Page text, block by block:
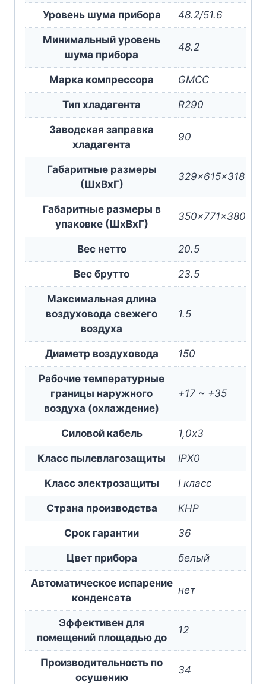
Уровень шума прибора 48.2/51.6
Минимальный уровень
шума прибора
48.2
Марка компрессора GMCC
Тип хладагента R290
Заводская заправка
хладагента
90
Габаритные размеры
(ШxВxГ)
329x615x318
Габаритные размеры в
упаковке (ШxВxГ)
350x771x380
Вес нетто 20.5
Вес брутто 23.5
Максимальная длина
воздуховода свежего
воздуха
1.5
Диаметр воздуховода 150
Рабочие температурные
границы наружного
воздуха (охлаждение)
+17 ~ +35
Силовой кабель 1,0х3
Класс пылевлагозащиты IPX0
Класс электрозащиты I класс
Страна производства КНР
Срок гарантии 36
Цвет прибора белый
Автоматическое испарение
конденсата
нет
Эффективен для
помещений площадью до
12
Производительность по
осушению
34